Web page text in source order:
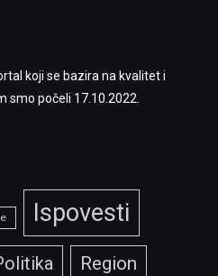
koji se bazira na kvalitet i
smo počeli 17.10.2022.
Ispovesti
Region